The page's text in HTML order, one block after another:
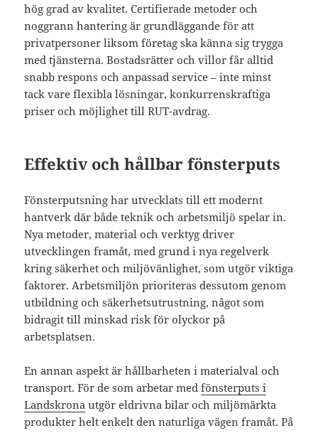
hög grad av kvalitet. Certifierade metoder och
noggrann hantering är grundläggande för att
privatpersoner liksom företag ska känna sig trygga
med tjänsterna. Bostadsrätter och villor får alltid
snabb respons och anpassad service – inte minst
tack vare flexibla lösningar, konkurrenskraftiga
priser och möjlighet till RUT-avdrag.
Effektiv och hållbar fönsterputs
Fönsterputsning har utvecklats till ett modernt
hantverk där både teknik och arbetsmiljö spelar in.
Nya metoder, material och verktyg driver
utvecklingen framåt, med grund i nya regelverk
kring säkerhet och miljövänlighet, som utgör viktiga
faktorer. Arbetsmiljön prioriteras dessutom genom
utbildning och säkerhetsutrustning, något som
bidragit till minskad risk för olyckor på
arbetsplatsen.
En annan aspekt är hållbarheten i materialval och
transport. För de som arbetar medfönsterputs i
Landskrona utgör eldrivna bilar och miljömärkta
produkter helt enkelt den naturliga vägen framåt. På